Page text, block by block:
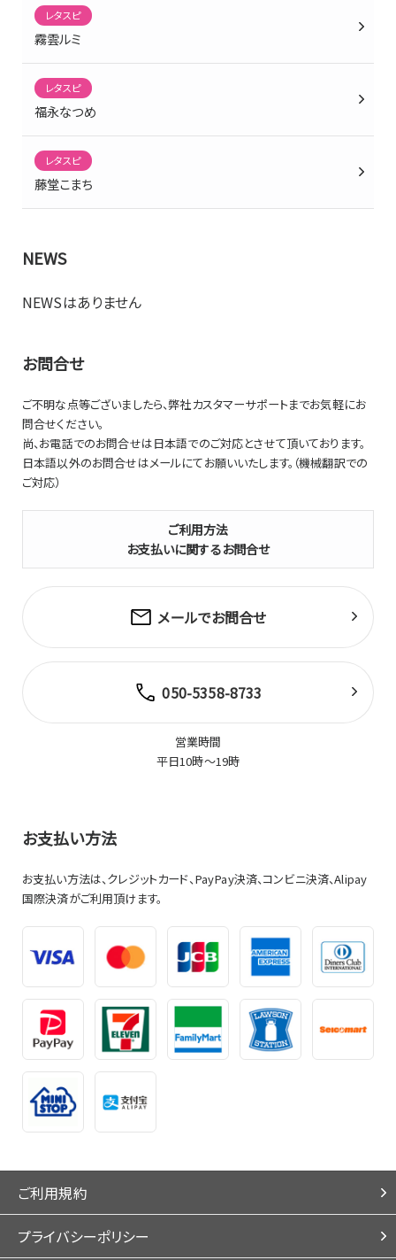
レタスピ
霧雲ルミ
レタスピ
福永なつめ
レタスピ
藤堂こまち
NEWS
NEWSはありません
お問合せ
ご不明な点等ございましたら、弊社カスタマーサポートまでお気軽にお
問合せください。
尚、お電話でのお問合せは日本語でのご対応とさせて頂いております。
日本語以外のお問合せはメールにてお願いいたします。（機械翻訳での
ご対応）
ご利用方法
お支払いに関するお問合せ
メールでお問合せ
050-5358-8733
営業時間
平日10時～19時
お支払い方法
お支払い方法は、クレジットカード、PayPay決済、コンビニ決済、Alipay
国際決済がご利用頂けます。
ご利用規約
プライバシーポリシー